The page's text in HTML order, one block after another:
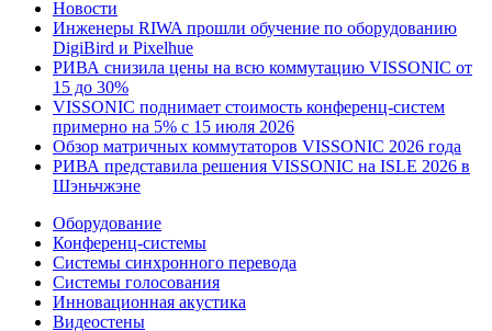
Новости
Инженеры RIWA прошли обучение по оборудованию
DigiBird и Pixelhue
РИВА снизила цены на всю коммутацию VISSONIC от
15 до 30%
VISSONIC поднимает стоимость конференц-систем
примерно на 5% с 15 июля 2026
Обзор матричных коммутаторов VISSONIC 2026 года
РИВА представила решения VISSONIC на ISLE 2026 в
Шэньчжэне
Оборудование
Конференц-системы
Системы синхронного перевода
Системы голосования
Инновационная акустика
Видеостены